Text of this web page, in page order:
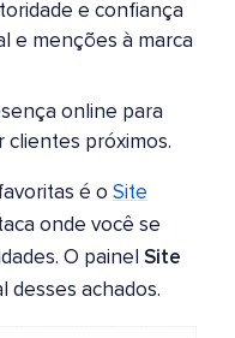
e confiança
e menções à marca
online para
clientes próximos.
é o Site
onde você se
O painel Site
desses achados.